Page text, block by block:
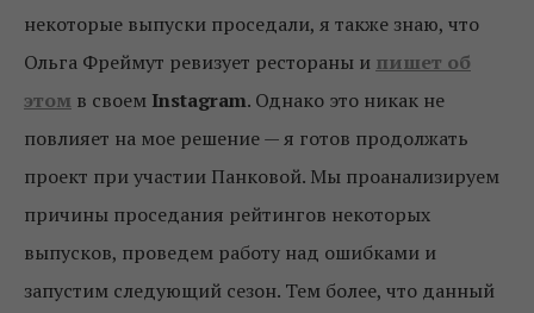
некоторые выпуски проседали, я также знаю, что
Ольга Фреймут ревизует рестораны и пишет об
этом в своем Instagram. Однако это никак не
повлияет на мое решение — я готов продолжать
проект при участии Панковой. Мы проанализируем
причины проседания рейтингов некоторых
выпусков, проведем работу над ошибками и
запустим следующий сезон. Тем более, что данный